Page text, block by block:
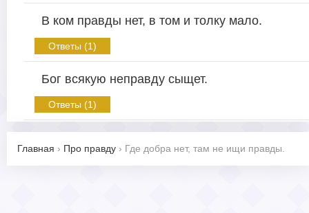
В ком правды нет, в том и толку мало.
Ответы (1)
Бог всякую неправду сыщет.
Ответы (1)
Главная › Про правду › Где добра нет, там не ищи правды.